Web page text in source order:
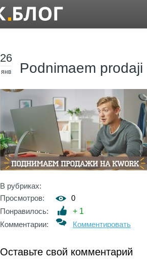
26
янв Podnimaem prodaji
В рубриках:
Просмотров:
0
Понравилось:
+ 1
Комментарии:
Комментировать
Оставьте свой комментарий